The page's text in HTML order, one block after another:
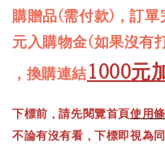
購贈品(需付款)，訂
元入購物金(如果沒有
，換購連結1000元
下標前，請先閱覽首頁使用
不論有沒有看，下標即視為